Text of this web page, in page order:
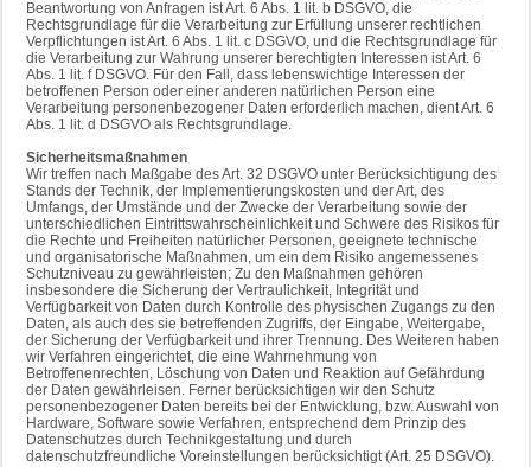
Beantwortung von Anfragen ist Art. 6 Abs. 1 lit. b DSGVO, die
Rechtsgrundlage für die Verarbeitung zur Erfüllung unserer rechtlichen
Verpflichtungen ist Art. 6 Abs. 1 lit. c DSGVO, und die Rechtsgrundlage für
die Verarbeitung zur Wahrung unserer berechtigten Interessen ist Art. 6
Abs. 1 lit. f DSGVO. Für den Fall, dass lebenswichtige Interessen der
betroffenen Person oder einer anderen natürlichen Person eine
Verarbeitung personenbezogener Daten erforderlich machen, dient Art. 6
Abs. 1 lit. d DSGVO als Rechtsgrundlage.
Sicherheitsmaßnahmen
Wir treffen nach Maßgabe des Art. 32 DSGVO unter Berücksichtigung des
Stands der Technik, der Implementierungskosten und der Art, des
Umfangs, der Umstände und der Zwecke der Verarbeitung sowie der
unterschiedlichen Eintrittswahrscheinlichkeit und Schwere des Risikos für
die Rechte und Freiheiten natürlicher Personen, geeignete technische
und organisatorische Maßnahmen, um ein dem Risiko angemessenes
Schutzniveau zu gewährleisten; Zu den Maßnahmen gehören
insbesondere die Sicherung der Vertraulichkeit, Integrität und
Verfügbarkeit von Daten durch Kontrolle des physischen Zugangs zu den
Daten, als auch des sie betreffenden Zugriffs, der Eingabe, Weitergabe,
der Sicherung der Verfügbarkeit und ihrer Trennung. Des Weiteren haben
wir Verfahren eingerichtet, die eine Wahrnehmung von
Betroffenenrechten, Löschung von Daten und Reaktion auf Gefährdung
der Daten gewährleisen. Ferner berücksichtigen wir den Schutz
personenbezogener Daten bereits bei der Entwicklung, bzw. Auswahl von
Hardware, Software sowie Verfahren, entsprechend dem Prinzip des
Datenschutzes durch Technikgestaltung und durch
datenschutzfreundliche Voreinstellungen berücksichtigt (Art. 25 DSGVO).